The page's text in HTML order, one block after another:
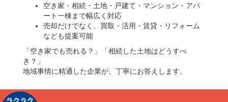
空き家・相続・土地・戸建て・マンション・アパ
ート一棟まで幅広く対応
売却だけでなく、買取・活用・賃貸・リフォーム
なども提案可能
「空き家でも売れる？」「相続した土地はどうすべ
き？」
地域事情に精通した企業が、丁寧にお答えします。